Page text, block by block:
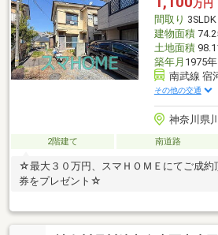
万円
間取り 3SLDK
建物面積
土地面積
築年月 1975
南武線 宿
その他の交通
神奈川県
2階建て 南道路
☆最大３０万円、スマＨＯＭＥにてご成約
券をプレゼント☆